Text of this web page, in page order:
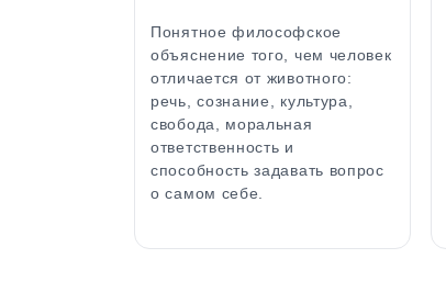
Понятное философское
объяснение того, чем человек
отличается от животного:
речь, сознание, культура,
свобода, моральная
ответственность и
способность задавать вопрос
о самом себе.